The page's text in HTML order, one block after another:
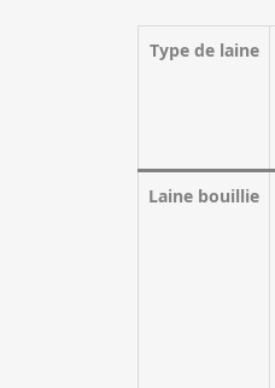
Type de laine
Laine bouillie